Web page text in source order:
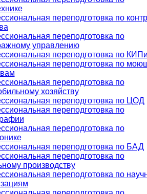
переподготовка по
переподготовка по
управлению
переподготовка по
переподготовка по
переподготовка по
хозяйству
переподготовка по ЦОД
переподготовка по
переподготовка по
переподготовка по БАД
переподготовка по
производству
переподготовка по